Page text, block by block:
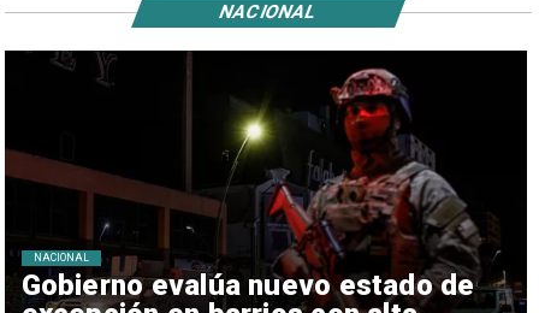
Gobierno evalúa nuevo estado de
NACIONAL
NACIONAL